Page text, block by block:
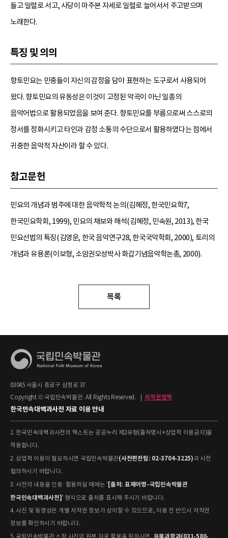
들고 일렬로 서고, 사당이 마주본 자세로 일렬로 늘어서서 주고받으며
노래한다.
특징 및 의의
향토민요는 민중들이 자신의 감정을 담아 표현하는 도구로서 사용되어
왔다. 향토민요의 유동성은 이것이 고정된 악곡이 아닌 일종의
음악어법으로 활용되었음을 보여 준다. 향토민요를 부름으로써 스스로의
정서를 정화시키고 타인과 감정 소통의 수단으로서 활용하였다는 점에서
귀중한 음악적 자산이라 할 수 있다.
참고문헌
민요의 개념과 범주에 대한 음악학적 논의(김혜정, 한국민요학7,
한국민요학회, 1999), 민요의 채보와 해석(김혜정, 민속원, 2013), 한국
민요선법의 특징(김영운, 한국 음악연구28, 한국국악학회, 2000), 토리의
개념과 유용론(이보형, 소암권오성박사 화갑기념음악학논총, 2000).
목록
03045 서울시 종로구 삼청로 37
Copyright © 국립민속박물관. All Rights Reserved.
저작권정책
한국민속대백과사전 자료 이용 안내
1. 한국민속대백과사전의 텍스트는 공공누리 제2유형(출처명시+상업적 이용금지)을
적용합니다.
2. 상업적 이용이 필요하시면 국립민속박물관(사전편찬팀: 02-3704-3225)과 사전
협의하시기 바랍니다.
3. 사전의 내용을 인용·활용하실 때에는 ' [출처: 표제어명–국립민속박물관
한국민속대백과사전] ' 형식으로 출처를 표시해 주시기 바랍니다.
4. 사진 및 동영상은 개별 저작권 정보가 상이할 수 있으므로, 이용 전 반드시 저작권
정보를 확인하시기 바랍니다.
5. 국립민속박물관 소장 사진의 원본 자료 활용을 원하시면, 유물과학과(031-580-